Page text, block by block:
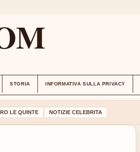
STORIA INFORMATIVA SULLA PRIVACY
LE QUINTE NOTIZIE CELEBRITA